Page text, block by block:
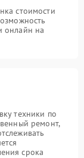
стоимости
онлайн на
техники по
ремонт,
срока